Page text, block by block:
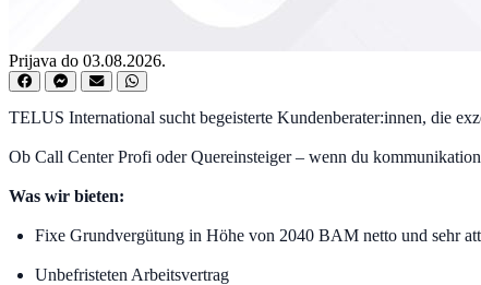
Prijava do 03.08.2026.
TELUS International sucht begeisterte Kundenberater:innen, die
Ob Call Center Profi oder Quereinsteiger – wenn du
Was wir bieten:
Fixe Grundvergütung in Höhe von 2040 BAM netto und sehr
Unbefristeten Arbeitsvertrag